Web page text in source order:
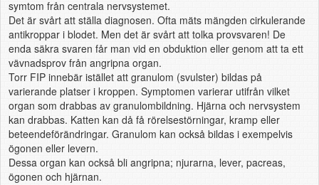
symtom från centrala nervsystemet.
Det är svårt att ställa diagnosen. Ofta mäts mängden cirkulerande
antikroppar i blodet. Men det är svårt att tolka provsvaren! De
enda säkra svaren får man vid en obduktion eller genom att ta ett
vävnadsprov från angripna organ.
Torr FIP innebär istället att granulom (svulster) bildas på
varierande platser i kroppen. Symptomen varierar utifrån vilket
organ som drabbas av granulombildning. Hjärna och nervsystem
kan drabbas. Katten kan då få rörelsestörningar, kramp eller
beteendeförändringar. Granulom kan också bildas i exempelvis
ögonen eller levern.
Dessa organ kan också bli angripna; njurarna, lever, pacreas,
ögonen och hjärnan.